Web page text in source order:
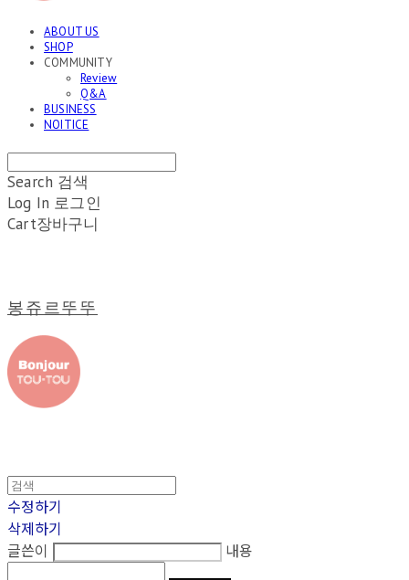
ABOUT US
SHOP
COMMUNITY
Review
Q&A
BUSINESS
NOITICE
Search 검색
Log In 로그인
Cart장바구니
봉쥬르뚜뚜
수정하기
삭제하기
글쓴이
내용